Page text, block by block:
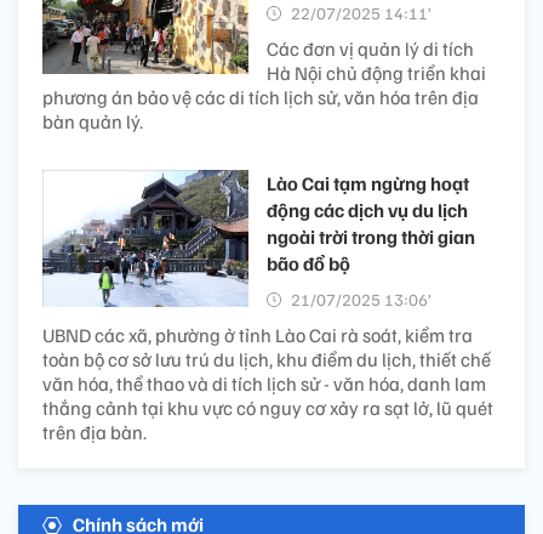
22/07/2025 14:11’
Các đơn vị quản lý di tích
Hà Nội chủ động triển khai
phương án bảo vệ các di tích lịch sử, văn hóa trên địa
bàn quản lý.
Lào Cai tạm ngừng hoạt
động các dịch vụ du lịch
ngoài trời trong thời gian
bão đổ bộ
21/07/2025 13:06’
UBND các xã, phường ở tỉnh Lào Cai rà soát, kiểm tra
toàn bộ cơ sở lưu trú du lịch, khu điểm du lịch, thiết chế
văn hóa, thể thao và di tích lịch sử - văn hóa, danh lam
thắng cảnh tại khu vực có nguy cơ xảy ra sạt lở, lũ quét
trên địa bàn.
Chính sách mới